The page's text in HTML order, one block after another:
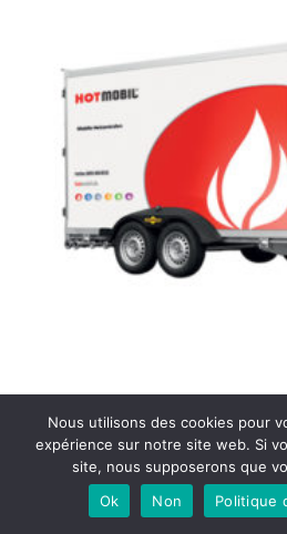
Chaudière
Nous utilisons des cookies pour
expérience sur notre site web. Si
site, nous supposerons que
Ok
Non Politique